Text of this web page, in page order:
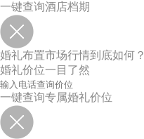
一键查询酒店档期
婚礼布置市场行情到底如何？
婚礼价位一目了然
一键查询专属婚礼价位